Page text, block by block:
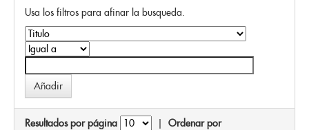
Usa los filtros para afinar la busqueda.
Resultados por página | Ordenar por